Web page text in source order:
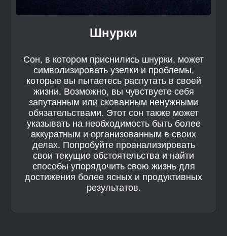
Шнурки
Сон, в котором приснились шнурки, может
символизировать узелки и проблемы,
которые вы пытаетесь распутать в своей
жизни. Возможно, вы чувствуете себя
запутанным или скованным ненужными
обязательствами. Этот сон также может
указывать на необходимость быть более
аккуратным и организованным в своих
делах. Попробуйте проанализировать
свои текущие обстоятельства и найти
способы упорядочить свою жизнь для
достижения более ясных и продуктивных
результатов.